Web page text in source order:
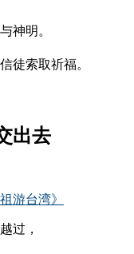
神明。
徒索取祈福。
出去
游台湾》
过，